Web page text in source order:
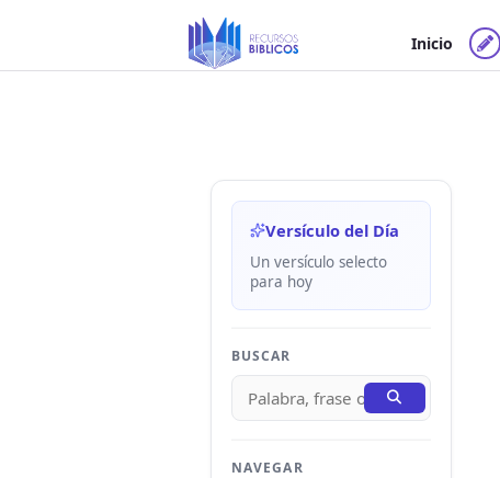
contenido
Inicio
Versículo del Día
Un versículo selecto
para hoy
BUSCAR
NAVEGAR